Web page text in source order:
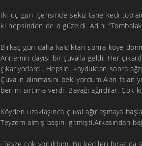
İki üç gün içerisinde sekiz tane kedi
ki hepsinden de o güzeldi. Adını
Birkaç gün daha kaldıktan sonra köye
Annemin dayısı bir çuvalla geldi. Her
çıkarıyorlardı. Hepsini koyduktan sonra
Çuvalın alınmasını bekliyordum.Alan falan
benim sırtıma verdi. Bayağı ağırdılar. Çok
Köyden uzaklaşınca çuval ağırlaşmaya
Teyzem almış başını gitmişti.Arkasından
-Teyze çok yoruldum. Bu kedileri biraz da